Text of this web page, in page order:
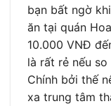
bạn bất ngờ
ăn tại quán
10.000 VNĐ
là rất rẻ nếu
Chính bởi thế
xa trung tâm